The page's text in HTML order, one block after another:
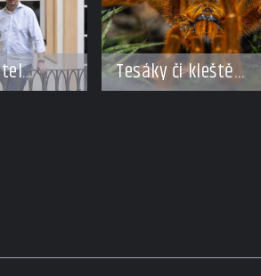
pomáhá
Tesáky či kleště
pavouků nebo